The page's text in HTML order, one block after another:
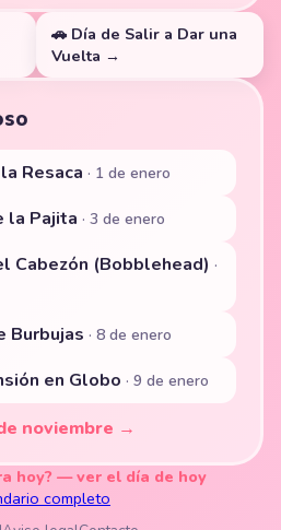
🚗 Día de Salir a Dar una
Vuelta →
Resaca · 1 de enero
la Pajita · 3 de enero
Cabezón (Bobblehead) ·
Burbujas · 8 de enero
en Globo · 9 de enero
noviembre →
hoy? — ver el día de hoy
completo